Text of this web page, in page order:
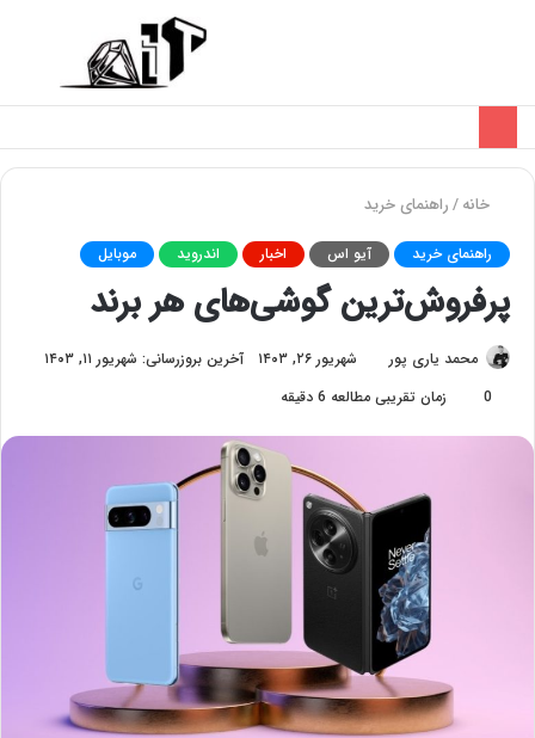
خانه/راهنمای خرید
راهنمای خرید آیو اس اخبار اندروید موبایل
پرفروش‌ترین گوشی‌های هر برند
محمد یاری پور شهریور ۲۶, ۱۴۰۳
آخرین بروزرسانی: شهریور ۱۱, ۱۴۰۳
0
زمان تقریبی مطالعه 6 دقیقه